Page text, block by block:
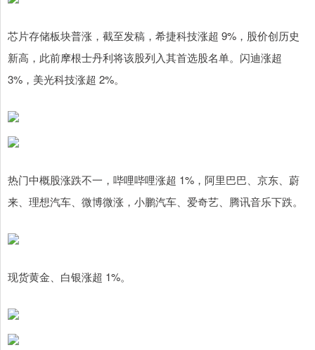
芯片存储板块普涨，截至发稿，希捷科技涨超 9%，股价创历史
新高，此前摩根士丹利将该股列入其首选股名单。闪迪涨超
3%，美光科技涨超 2%。
热门中概股涨跌不一，哔哩哔哩涨超 1%，阿里巴巴、京东、蔚
来、理想汽车、微博微涨，小鹏汽车、爱奇艺、腾讯音乐下跌。
现货黄金、白银涨超 1%。